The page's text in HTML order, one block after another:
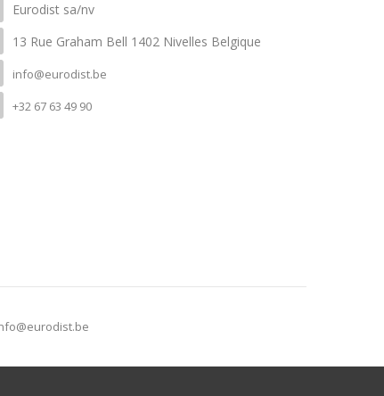
Eurodist sa/nv
13 Rue Graham Bell 1402 Nivelles Belgique
info@eurodist.be
+32 67 63 49 90